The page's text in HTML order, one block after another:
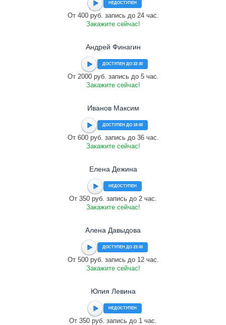
НЕДОСТУПЕН
От 400 руб. запись до 24 час.
Закажите сейчас!
Андрей Финагин
ДОСТУПЕН ДО 22:30
От 2000 руб. запись до 5 час.
Закажите сейчас!
Иванов Максим
ДОСТУПЕН ДО 18:00
От 600 руб. запись до 36 час.
Закажите сейчас!
Елена Дежина
НЕДОСТУПЕН
От 350 руб. запись до 2 час.
Закажите сейчас!
Алена Давыдова
ДОСТУПЕН ДО 23:00
От 500 руб. запись до 12 час.
Закажите сейчас!
Юлия Левина
НЕДОСТУПЕН
От 350 руб. запись до 1 час.